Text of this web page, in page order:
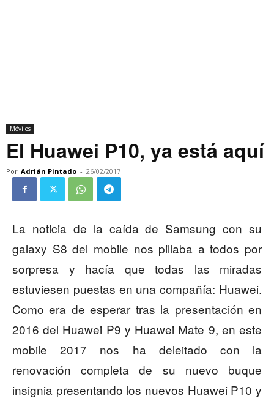
Móviles
El Huawei P10, ya está aquí
Por Adrián Pintado - 26/02/2017
La noticia de la caída de Samsung con su
galaxy S8 del mobile nos pillaba a todos por
sorpresa y hacía que todas las miradas
estuviesen puestas en una compañía: Huawei.
Como era de esperar tras la presentación en
2016 del Huawei P9 y Huawei Mate 9, en este
mobile 2017 nos ha deleitado con la
renovación completa de su nuevo buque
insignia presentando los nuevos Huawei P10 y